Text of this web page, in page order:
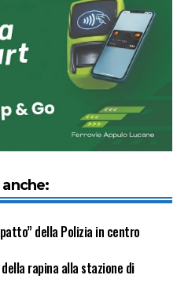
della Polizia in centro
rapina alla stazione di